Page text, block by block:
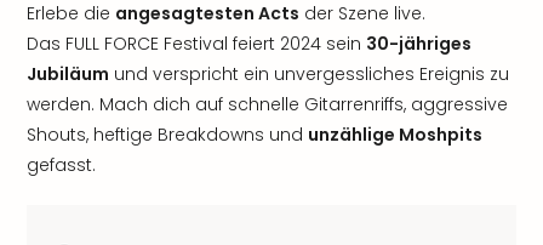
Erlebe die angesagtesten Acts der Szene live.
Das FULL FORCE Festival feiert 2024 sein 30-jähriges
Jubiläum und verspricht ein unvergessliches Ereignis zu
werden. Mach dich auf schnelle Gitarrenriffs, aggressive
Shouts, heftige Breakdowns und unzählige Moshpits
gefasst.